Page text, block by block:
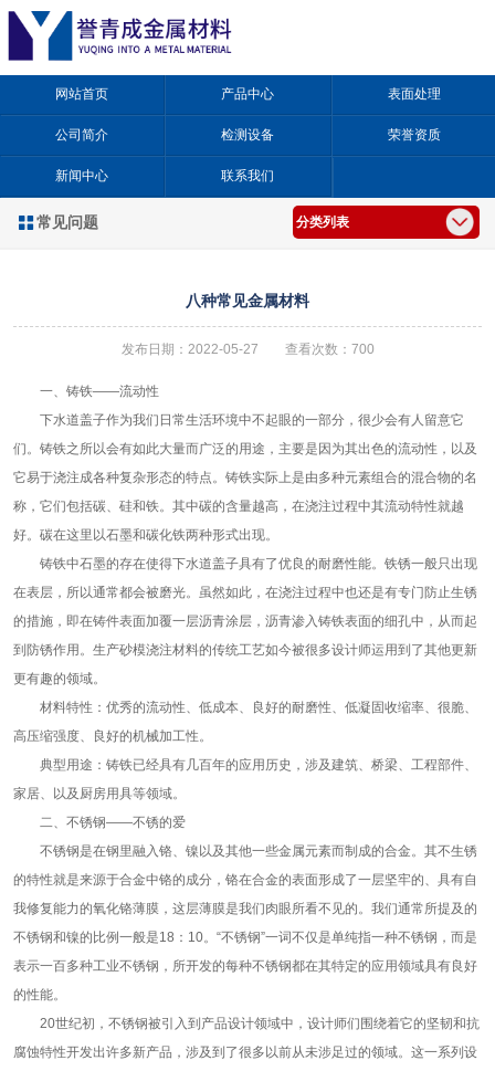
网站首页 产品中心 表面处理
公司简介 检测设备 荣誉资质
新闻中心 联系我们
 常见问题 分类列表
八种常见金属材料
发布日期：2022-05-27 查看次数：700
一、铸铁——流动性
下水道盖子作为我们日常生活环境中不起眼的一部分，很少会有人留意它
们。铸铁之所以会有如此大量而广泛的用途，主要是因为其出色的流动性，以及
它易于浇注成各种复杂形态的特点。铸铁实际上是由多种元素组合的混合物的名
称，它们包括碳、硅和铁。其中碳的含量越高，在浇注过程中其流动特性就越
好。碳在这里以石墨和碳化铁两种形式出现。
铸铁中石墨的存在使得下水道盖子具有了优良的耐磨性能。铁锈一般只出现
在表层，所以通常都会被磨光。虽然如此，在浇注过程中也还是有专门防止生锈
的措施，即在铸件表面加覆一层沥青涂层，沥青渗入铸铁表面的细孔中，从而起
到防锈作用。生产砂模浇注材料的传统工艺如今被很多设计师运用到了其他更新
更有趣的领域。
材料特性：优秀的流动性、低成本、良好的耐磨性、低凝固收缩率、很脆、
高压缩强度、良好的机械加工性。
典型用途：铸铁已经具有几百年的应用历史，涉及建筑、桥梁、工程部件、
家居、以及厨房用具等领域。
二、不锈钢——不锈的爱
不锈钢是在钢里融入铬、镍以及其他一些金属元素而制成的合金。其不生锈
的特性就是来源于合金中铬的成分，铬在合金的表面形成了一层坚牢的、具有自
我修复能力的氧化铬薄膜，这层薄膜是我们肉眼所看不见的。我们通常所提及的
不锈钢和镍的比例一般是18：10。“不锈钢”一词不仅是单纯指一种不锈钢，而是
表示一百多种工业不锈钢，所开发的每种不锈钢都在其特定的应用领域具有良好
的性能。
20世纪初，不锈钢被引入到产品设计领域中，设计师们围绕着它的坚韧和抗
腐蚀特性开发出许多新产品，涉及到了很多以前从未涉足过的领域。这一系列设